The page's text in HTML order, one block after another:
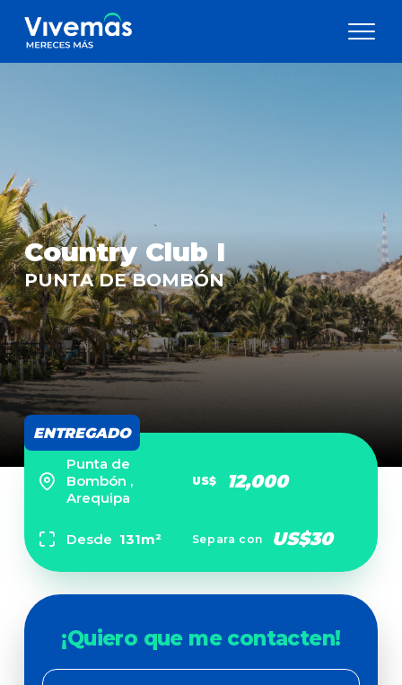
Country Club I
PUNTA DE BOMBÓN
ENTREGADO
Punta de
Bombón ,
Arequipa
US$ 12,000
Desde 131m² Separa con US$30